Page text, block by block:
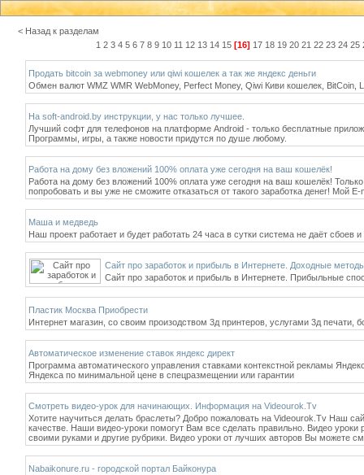
< Назад к разделам
1 2 3 4 5 6 7 8 9 10 11 12 13 14 15 [16] 17 18 19 20 21 22 23 24 25
Продать bitcoin за webmoney или qiwi кошелек а так же яндекс деньги
Обмен валют WMZ WMR WebMoney, Perfect Money, Qiwi Киви кошелек,
На soft-android.by инструкции, у нас только лучшее.
Лучший софт для телефонов на платформе Android - только бесплатные
Программы, игры, а также новости придутся по душе любому.
Работа на дому без вложений 100% оплата уже сегодня на ваш кошелёк!
Работа на дому без вложений 100% оплата уже сегодня на ваш кошелёк!
попробовать и вы уже не сможите отказаться от такого заработка денег!
Маша и медведь
Наш проект работает и будет работать 24 часа в сутки система не даёт
Сайт про заработок и прибыль в Интернете. Доходные
Сайт про заработок и прибыль в Интернете. Прибыльные
Пластик Москва Приобрести
Интернет магазин, со своим произодством 3д принтеров, услугами 3д
Автоматическое изменение ставок яндекс директ
Программа автоматического управления ставками контекстной рекламы
Яндекса по минимальной цене в спецразмещении или гарантии
Смотреть видео-урок для начинающих. Информация на Videourok.Tv
Хотите научиться делать браслеты? Добро пожаловать на Videourok.Tv Наш
качестве. Наши видео-уроки помогут Вам все сделать правильно. Видео
своими руками и другие рубрики. Видео уроки от лучших авторов Вы можете
Nabaikonure.ru - городской портал Байконура